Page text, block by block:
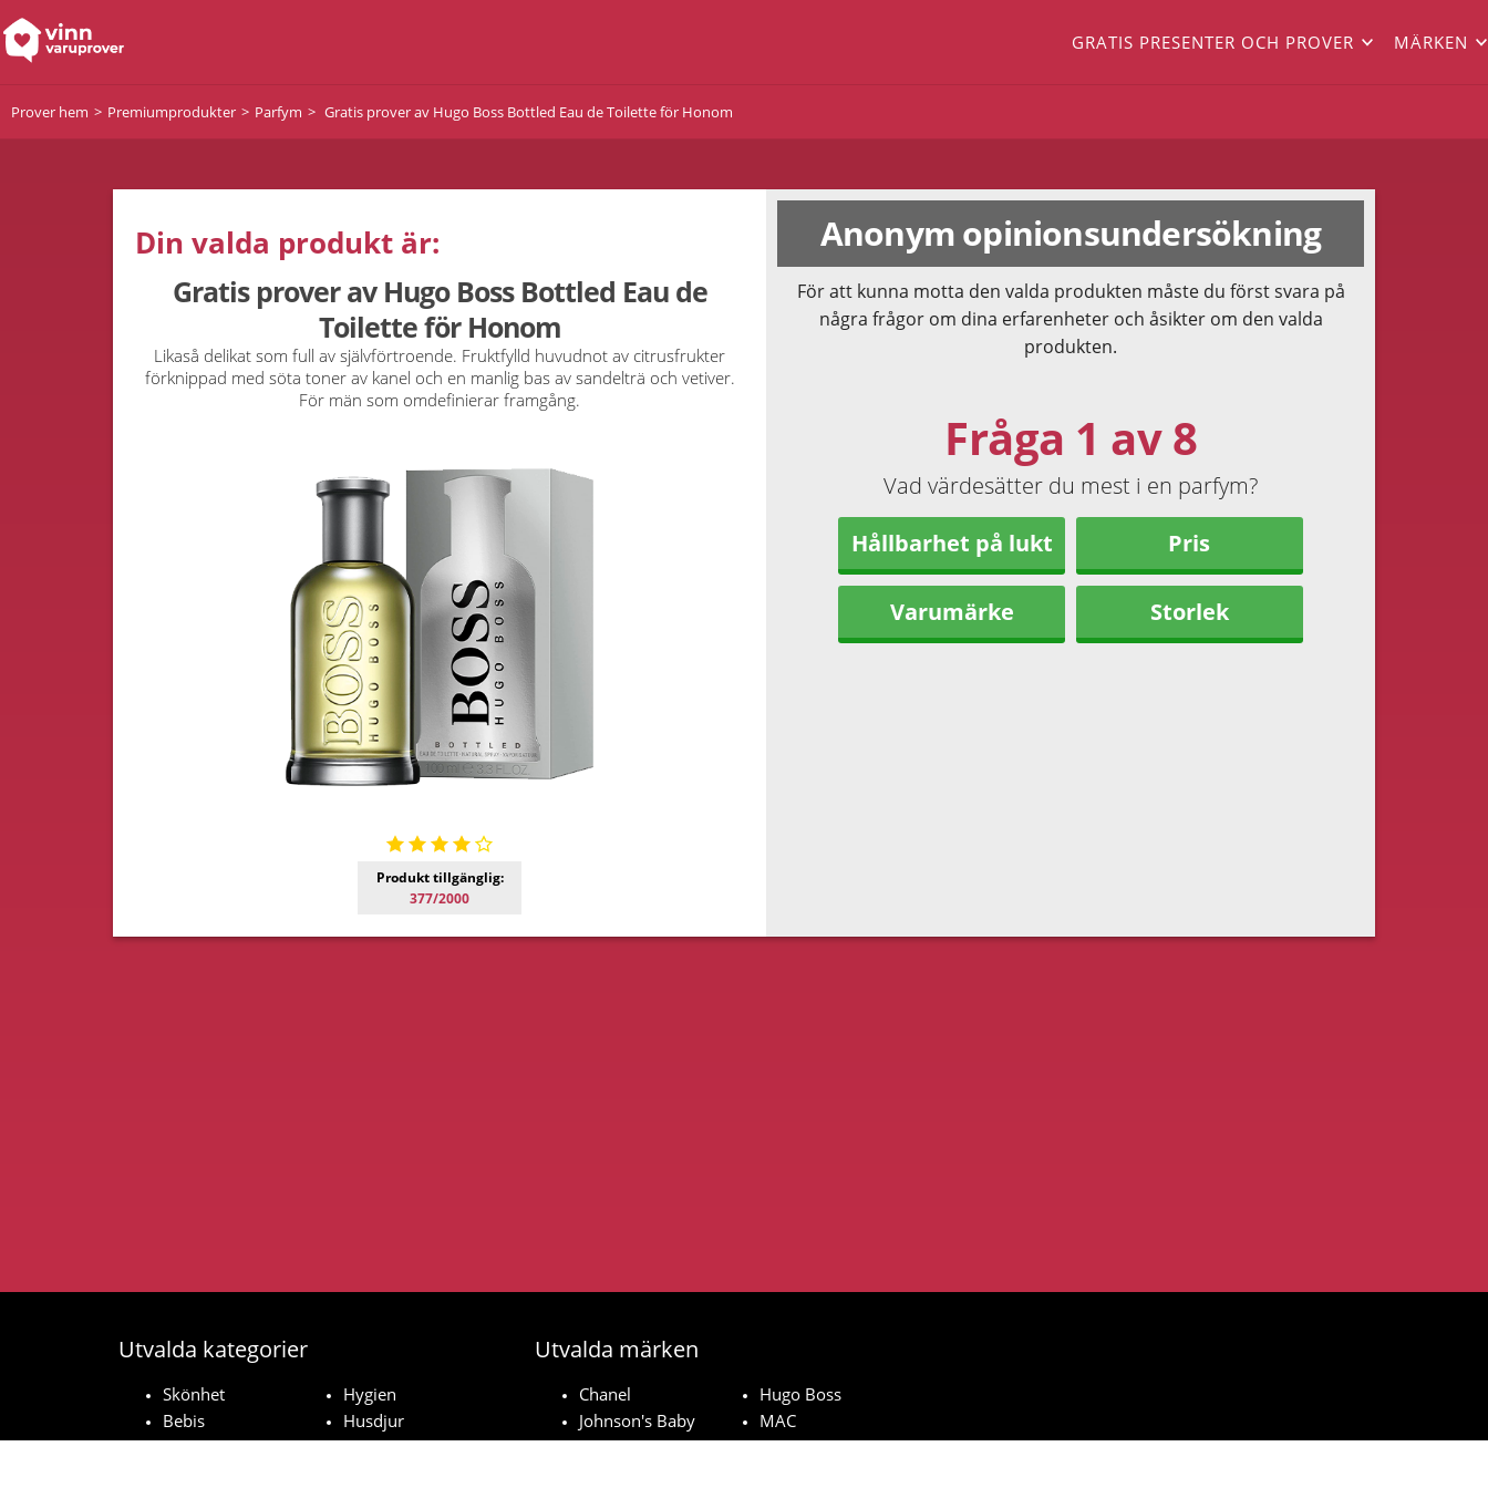
GRATIS PRESENTER OCH PROVER MÄRKEN
Prover hem Premiumprodukter Parfym Gratis prover av Hugo Boss Bottled Eau de Toilette för Honom
Din valda produkt är:
Gratis prover av Hugo Boss Bottled Eau de
Toilette för Honom
Likaså delikat som full av självförtroende. Fruktfylld huvudnot av citrusfrukter
förknippad med söta toner av kanel och en manlig bas av sandelträ och vetiver.
För män som omdefinierar framgång.
Produkt tillgänglig:
377/2000
Anonym opinionsundersökning
För att kunna motta den valda produkten måste du först svara på
några frågor om dina erfarenheter och åsikter om den valda
produkten.
Fråga 1 av 8
Vad värdesätter du mest i en parfym?
Hållbarhet på lukt
Pris
Varumärke Storlek
Utvalda kategorier
Skönhet
Hygien
Bebis
Husdjur
Hushåll
Utvalda märken
Chanel
Hugo Boss
Johnson's Baby
MAC
Bozita